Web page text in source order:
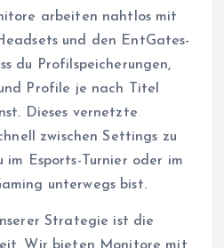
arbeiten nahtlos mit
und den EntGates-
du Profilspeicherungen,
Profile je nach Titel
Dieses vernetzte
zwischen Settings zu
im Esports-Turnier oder im
unterwegs bist.
Strategie ist die